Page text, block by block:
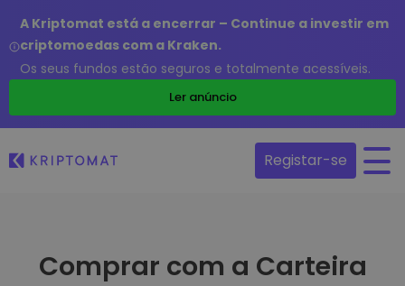
A Kriptomat está a encerrar – Continue a investir em
criptomoedas com a Kraken.
Os seus fundos estão seguros e totalmente acessíveis.
Ler anúncio
Registar-se
Comprar com a Carteira